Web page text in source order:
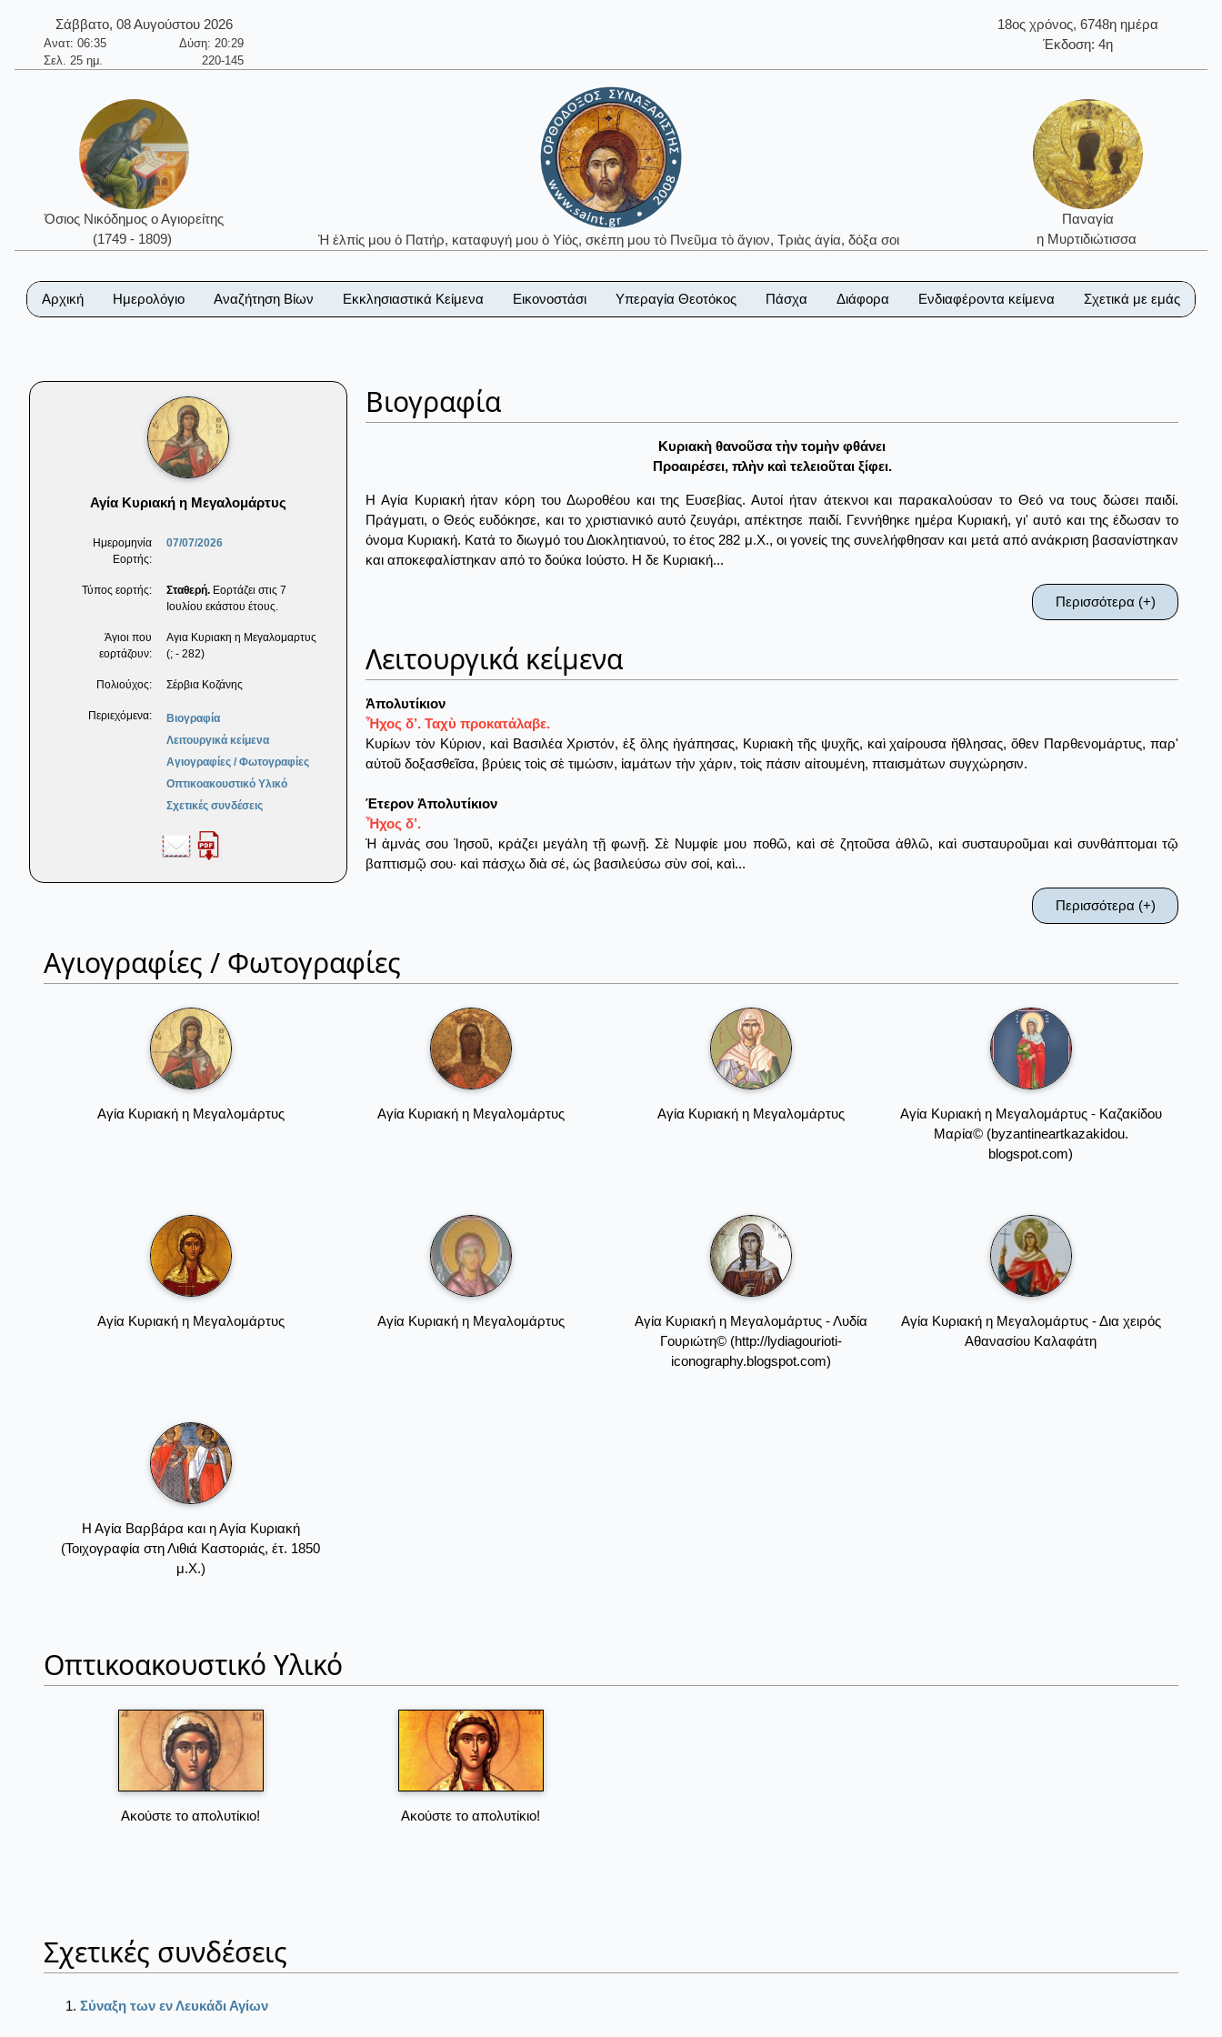
Σάββατο, 08 Αυγούστου 2026
Ανατ: 06:35
Δύση: 20:29
Σελ. 25 ημ.
220-145
18ος χρόνος, 6748η ημέρα
Έκδοση: 4η
Όσιος Νικόδημος ο Αγιορείτης
(1749 - 1809)
Ἡ ἐλπίς μου ὁ Πατήρ, καταφυγή μου ὁ Υἱός, σκέπη μου τὸ Πνεῦμα τὸ ἅγιον, Τριὰς ἁγία, δόξα σοι
Παναγία
η Μυρτιδιώτισσα
Αρχική Ημερολόγιο Αναζήτηση Βίων Εκκλησιαστικά Κείμενα Εικονοστάσι Υπεραγία Θεοτόκος Πάσχα Διάφορα Ενδιαφέροντα κείμενα Σχετικά με εμάς
Αγία Κυριακή η Μεγαλομάρτυς
Ημερομηνία
Εορτής:
07/07/2026
Τύπος εορτής: Σταθερή. Εορτάζει στις 7
Ιουλίου εκάστου έτους.
Άγιοι που
εορτάζουν:
Αγια Κυριακη η Μεγαλομαρτυς
(; - 282)
Πολιούχος: Σέρβια Κοζάνης
Περιεχόμενα:
Βιογραφία
Λειτουργικά κείμενα
Αγιογραφίες / Φωτογραφίες
Οπτικοακουστικό Υλικό
Σχετικές συνδέσεις
Βιογραφία
Κυριακὴ θανοῦσα τὴν τομὴν φθάνει
Προαιρέσει, πλὴν καὶ τελειοῦται ξίφει.
Η Αγία Κυριακή ήταν κόρη του Δωροθέου και της Ευσεβίας. Αυτοί ήταν άτεκνοι και παρακαλούσαν το Θεό να τους δώσει παιδί.
Πράγματι, ο Θεός ευδόκησε, και το χριστιανικό αυτό ζευγάρι, απέκτησε παιδί. Γεννήθηκε ημέρα Κυριακή, γι' αυτό και της έδωσαν το
όνομα Κυριακή. Κατά το διωγμό του Διοκλητιανού, το έτος 282 μ.Χ., οι γονείς της συνελήφθησαν και μετά από ανάκριση βασανίστηκαν
και αποκεφαλίστηκαν από το δούκα Ιούστο. Η δε Κυριακή...
Περισσότερα (+)
Λειτουργικά κείμενα
Ἀπολυτίκιον
Ἦχος δ’. Ταχὺ προκατάλαβε.
Κυρίων τὸν Κύριον, καὶ Βασιλέα Χριστόν, ἐξ ὅλης ἠγάπησας, Κυριακὴ τῆς ψυχῆς, καὶ χαίρουσα ἤθλησας, ὅθεν Παρθενομάρτυς, παρ'
αὐτοῦ δοξασθεῖσα, βρύεις τοὶς σὲ τιμώσιν, ἰαμάτων τὴν χάριν, τοὶς πάσιν αἰτουμένη, πταισμάτων συγχώρησιν.
Έτερον Ἀπολυτίκιον
Ἦχος δ’.
Ἡ ἀμνάς σου Ἰησοῦ, κράζει μεγάλη τῇ φωνῇ. Σὲ Νυμφίε μου ποθῶ, καὶ σὲ ζητοῦσα ἀθλῶ, καὶ συσταυροῦμαι καὶ συνθάπτομαι τῷ
βαπτισμῷ σου· καὶ πάσχω διὰ σέ, ὡς βασιλεύσω σὺν σοί, καὶ...
Περισσότερα (+)
Αγιογραφίες / Φωτογραφίες
Αγία Κυριακή η Μεγαλομάρτυς Αγία Κυριακή η Μεγαλομάρτυς Αγία Κυριακή η Μεγαλομάρτυς
Αγία Κυριακή η Μεγαλομάρτυς - Καζακίδου
Μαρία© (byzantineartkazakidou.
blogspot.com)
Αγία Κυριακή η Μεγαλομάρτυς Αγία Κυριακή η Μεγαλομάρτυς
Αγία Κυριακή η Μεγαλομάρτυς - Λυδία
Γουριώτη© (http://lydiagourioti-
iconography.blogspot.com)
Αγία Κυριακή η Μεγαλομάρτυς - Δια χειρός
Αθανασίου Καλαφάτη
Η Αγία Βαρβάρα και η Αγία Κυριακή
(Τοιχογραφία στη Λιθιά Καστοριάς, έτ. 1850
μ.Χ.)
Οπτικοακουστικό Υλικό
Ακούστε το απολυτίκιο! Ακούστε το απολυτίκιο!
Σχετικές συνδέσεις
Σύναξη των εν Λευκάδι Αγίων